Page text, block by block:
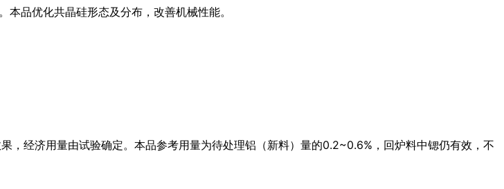
品优化共晶硅形态及分布，改善机械性能。
经济用量由试验确定。本品参考用量为待处理铝（新料）量的0.2~0.6%，回炉料中锶仍有效，不